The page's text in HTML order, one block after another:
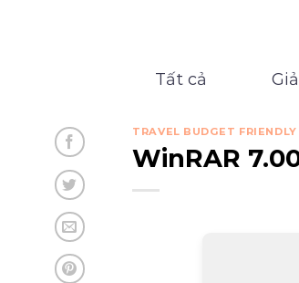
Tất cả
TRAVEL BUDGET FRIENDLY
WinRAR